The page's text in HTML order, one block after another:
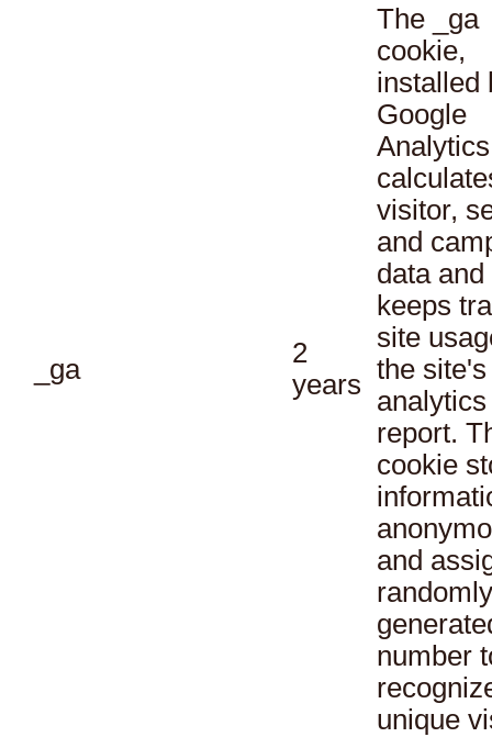
_ga
2
years
The _ga
cookie,
installed
Google
visitor,
and
data and
keeps
site
the site's
analytics
report.
cookie
and
randomly
number
unique